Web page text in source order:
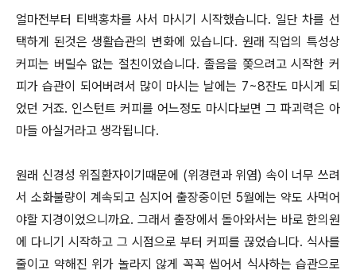
얼마전부터 티백홍차를 사서 마시기 시작했습니다. 일단 차를 선
택하게 된것은 생활습관의 변화에 있습니다. 원래 직업의 특성상
커피는 버릴수 없는 절친이었습니다. 졸음을 쫒으려고 시작한 커
피가 습관이 되어버려서 많이 마시는 날에는 7~8잔도 마시게 되
었던 거죠. 인스턴트 커피를 어느정도 마시다보면 그 파괴력은 아
마들 아실거라고 생각됩니다.
원래 신경성 위질환자이기때문에 (위경련과 위염) 속이 너무 쓰려
서 소화불량이 계속되고 심지어 출장중이던 5월에는 약도 사먹어
야할 지경이었으니까요. 그래서 출장에서 돌아와서는 바로 한의원
에 다니기 시작하고 그 시점으로 부터 커피를 끊었습니다. 식사를
줄이고 약해진 위가 놀라지 않게 꼭꼭 씹어서 식사하는 습관으로